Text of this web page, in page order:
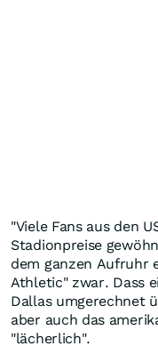
"Viele Fans aus den
Stadionpreise
dem ganzen Aufruhr
Athletic" zwar. Dass
Dallas umgerechnet
aber auch das
"lächerlich".